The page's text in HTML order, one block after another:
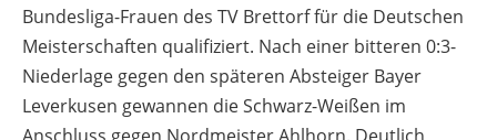
Bundesliga-Frauen des TV Brettorf für die Deutschen
Meisterschaften qualifiziert. Nach einer bitteren 0:3-
Niederlage gegen den späteren Absteiger Bayer
Leverkusen gewannen die Schwarz-Weißen im